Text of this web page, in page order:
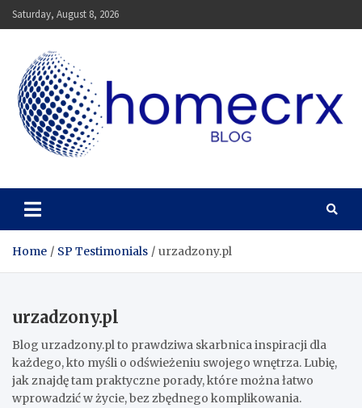
Skip
to
Saturday, August 8, 2026
Homecrx
Home SP Testimonials urzadzony.pl
urzadzony.pl
Blog urzadzony.pl to prawdziwa skarbnica inspiracji dla
każdego, kto myśli o odświeżeniu swojego wnętrza. Lubię,
jak znajdę tam praktyczne porady, które można łatwo
wprowadzić w życie, bez zbędnego komplikowania.